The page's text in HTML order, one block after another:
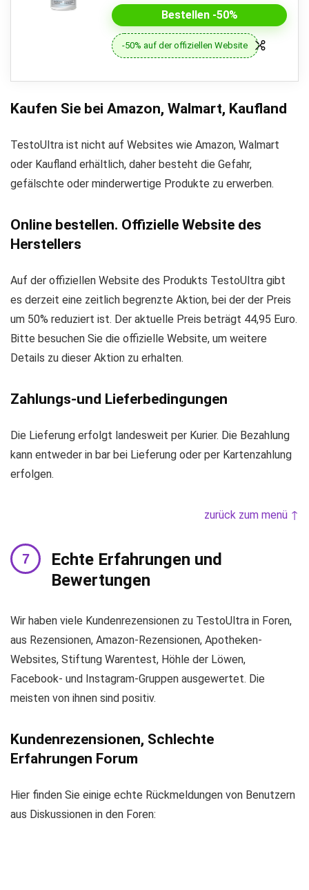
Bestellen -50%
-50% auf der offiziellen Website
Kaufen Sie bei Amazon, Walmart, Kaufland
TestoUltra ist nicht auf Websites wie Amazon, Walmart
oder Kaufland erhältlich, daher besteht die Gefahr,
gefälschte oder minderwertige Produkte zu erwerben.
Online bestellen. Offizielle Website des
Herstellers
Auf der offiziellen Website des Produkts TestoUltra gibt
es derzeit eine zeitlich begrenzte Aktion, bei der der Preis
um 50% reduziert ist. Der aktuelle Preis beträgt 44,95 Euro.
Bitte besuchen Sie die offizielle Website, um weitere
Details zu dieser Aktion zu erhalten.
Zahlungs-und Lieferbedingungen
Die Lieferung erfolgt landesweit per Kurier. Die Bezahlung
kann entweder in bar bei Lieferung oder per Kartenzahlung
erfolgen.
zurück zum menü ↑
Echte Erfahrungen und
Bewertungen
Wir haben viele Kundenrezensionen zu TestoUltra in Foren,
aus Rezensionen, Amazon-Rezensionen, Apotheken-
Websites, Stiftung Warentest, Höhle der Löwen,
Facebook- und Instagram-Gruppen ausgewertet. Die
meisten von ihnen sind positiv.
Kundenrezensionen, Schlechte
Erfahrungen Forum
Hier finden Sie einige echte Rückmeldungen von Benutzern
aus Diskussionen in den Foren: